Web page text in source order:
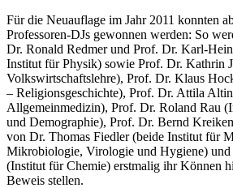
Für die Neuauflage im Jahr 2011 konnten
Professoren-DJs gewonnen werden: So
Dr. Ronald Redmer und Prof. Dr. Karl-
Institut für Physik) sowie Prof. Dr. Kathrin
Volkswirtschaftslehre), Prof. Dr. Klaus
– Religionsgeschichte), Prof. Dr. Attila
Allgemeinmedizin), Prof. Dr. Roland Rau
und Demographie), Prof. Dr. Bernd
von Dr. Thomas Fiedler (beide Institut für
Mikrobiologie, Virologie und Hygiene)
(Institut für Chemie) erstmalig ihr Können
Beweis stellen.